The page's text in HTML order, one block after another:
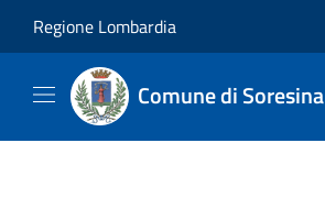
Regione Lombardia
Comune di Soresina